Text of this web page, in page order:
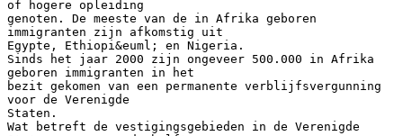
of hogere opleiding
genoten. De meeste van de in Afrika geboren
immigranten zijn afkomstig uit
Egypte, Ethiopi&euml; en Nigeria.
Sinds het jaar 2000 zijn ongeveer 500.000 in Afrika
geboren immigranten in het
bezit gekomen van een permanente verblijfsvergunning
voor de Verenigde
Staten.
Wat betreft de vestigingsgebieden in de Verenigde